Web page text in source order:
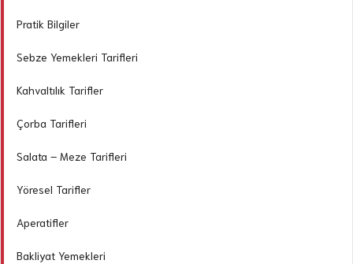
Pratik Bilgiler
Sebze Yemekleri Tarifleri
Kahvaltılık Tarifler
Çorba Tarifleri
Salata – Meze Tarifleri
Yöresel Tarifler
Aperatifler
Bakliyat Yemekleri